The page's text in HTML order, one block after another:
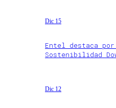
Dic 15
Entel destaca
Sostenibilidad
Dic 12